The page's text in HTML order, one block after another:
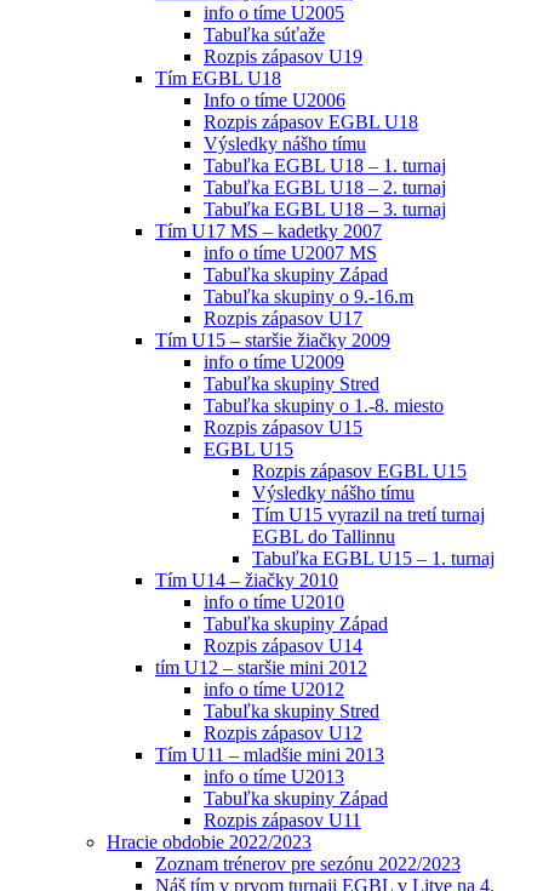
info o tíme U2005
Tabuľka súťaže
Rozpis zápasov U19
Tím EGBL U18
Info o tíme U2006
Rozpis zápasov EGBL U18
Výsledky nášho tímu
Tabuľka EGBL U18 – 1. turnaj
Tabuľka EGBL U18 – 2. turnaj
Tabuľka EGBL U18 – 3. turnaj
Tím U17 MS – kadetky 2007
info o tíme U2007 MS
Tabuľka skupiny Západ
Tabuľka skupiny o 9.-16.m
Rozpis zápasov U17
Tím U15 – staršie žiačky 2009
info o tíme U2009
Tabuľka skupiny Stred
Tabuľka skupiny o 1.-8. miesto
Rozpis zápasov U15
EGBL U15
Rozpis zápasov EGBL U15
Výsledky nášho tímu
Tím U15 vyrazil na tretí turnaj
EGBL do Tallinnu
Tabuľka EGBL U15 – 1. turnaj
Tím U14 – žiačky 2010
info o tíme U2010
Tabuľka skupiny Západ
Rozpis zápasov U14
tím U12 – staršie mini 2012
info o tíme U2012
Tabuľka skupiny Stred
Rozpis zápasov U12
Tím U11 – mladšie mini 2013
info o tíme U2013
Tabuľka skupiny Západ
Rozpis zápasov U11
Hracie obdobie 2022/2023
Zoznam trénerov pre sezónu 2022/2023
Náš tím v prvom turnaji EGBL v Litve na 4.